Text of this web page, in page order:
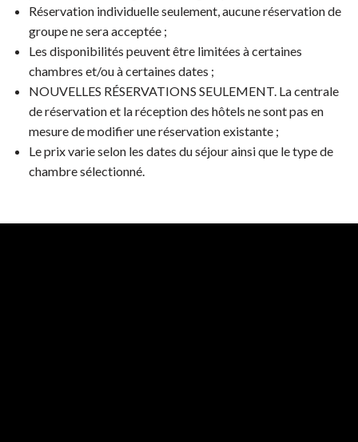
Réservation individuelle seulement, aucune réservation de
groupe ne sera acceptée ;
Les disponibilités peuvent être limitées à certaines
chambres et/ou à certaines dates ;
NOUVELLES RÉSERVATIONS SEULEMENT. La centrale
de réservation et la réception des hôtels ne sont pas en
mesure de modifier une réservation existante ;
Le prix varie selon les dates du séjour ainsi que le type de
chambre sélectionné.